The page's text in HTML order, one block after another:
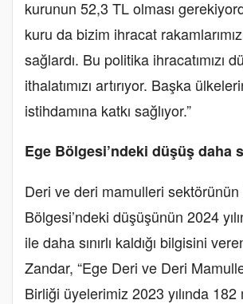
kurunun 52,3 TL olması
kuru da bizim ihracat
sağlardı. Bu politika ihracatımızı
ithalatımızı artırıyor. Başka
istihdamına katkı sağlıyor.”
Ege Bölgesi’ndeki düşüş daha
Deri ve deri mamulleri
Bölgesi’ndeki düşüşünün 2024
ile daha sınırlı kaldığı bilgisini
Zandar, “Ege Deri ve Deri
Birliği üyelerimiz 2023 yılında